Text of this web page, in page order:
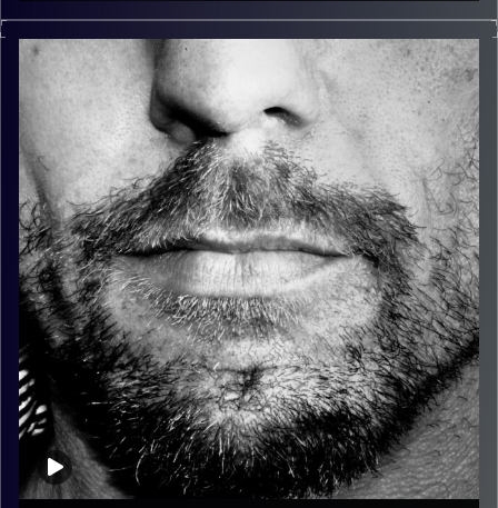
זיפים, מוזיקה מחוספסת של הופעות חיות. הרבה ג'אם, רוק,
בלוז, bluegrass, ג'אז, Fאנק, פרוגרסיב ואפילו אלקטרוניקה.
כל מה שחי, אמיתי ונושם.
עם שמוליק רגב.
קרדיט תמונות: David Goehring